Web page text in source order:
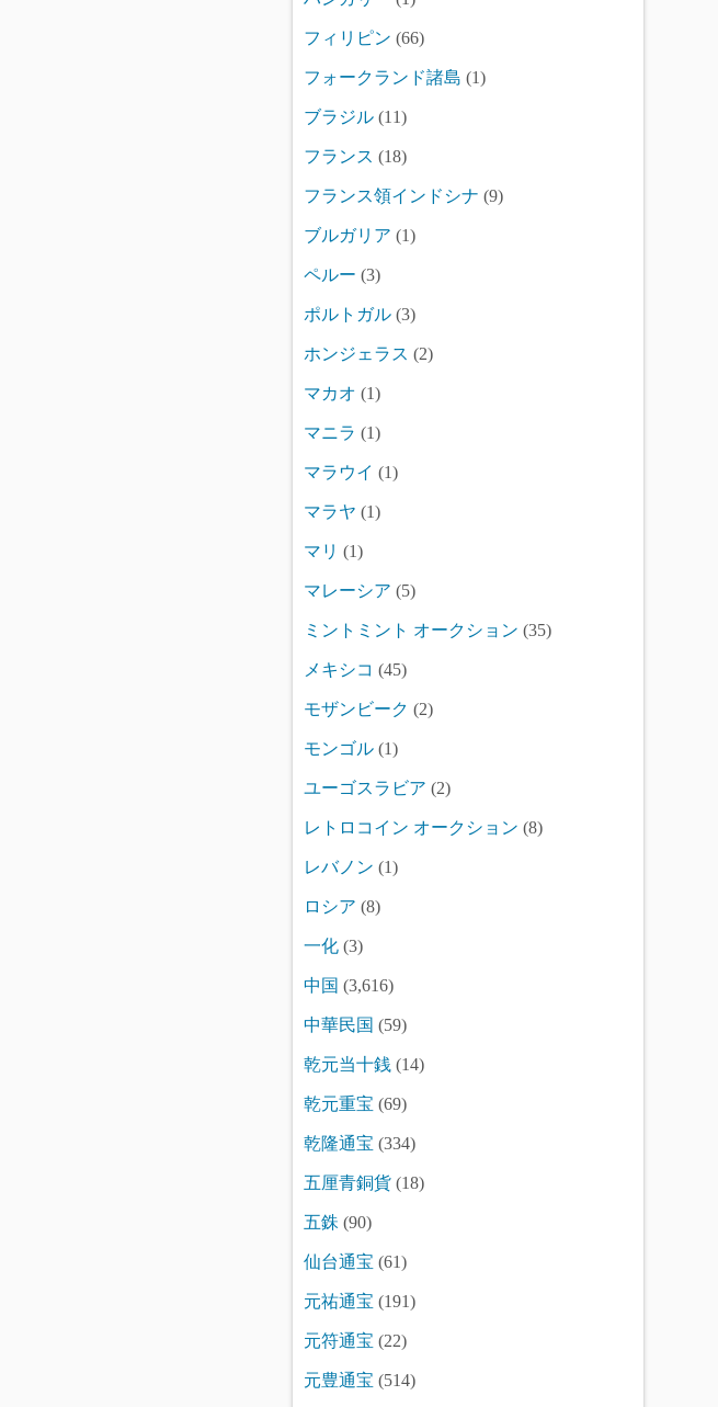
フィリピン (66)
フォークランド諸島 (1)
ブラジル (11)
フランス (18)
フランス領インドシナ (9)
ブルガリア (1)
ペルー (3)
ポルトガル (3)
ホンジェラス (2)
マカオ (1)
マニラ (1)
マラウイ (1)
マラヤ (1)
マリ (1)
マレーシア (5)
ミントミント オークション (35)
メキシコ (45)
モザンビーク (2)
モンゴル (1)
ユーゴスラビア (2)
レトロコイン オークション (8)
レバノン (1)
ロシア (8)
一化 (3)
中国 (3,616)
中華民国 (59)
乾元当十銭 (14)
乾元重宝 (69)
乾隆通宝 (334)
五厘青銅貨 (18)
五銖 (90)
仙台通宝 (61)
元祐通宝 (191)
元符通宝 (22)
元豊通宝 (514)